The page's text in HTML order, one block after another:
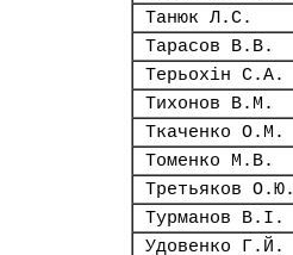
Танюк Л.С.
Тарасов В.В.
Терьохін С.А.
Тихонов В.М.
Ткаченко О.М.
Томенко М.В.
Третьяков О.Ю.
Турманов В.І.
Удовенко Г.Й.